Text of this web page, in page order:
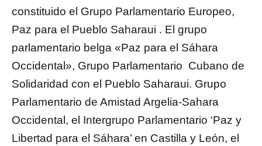
constituido el Grupo Parlamentario Europeo,
Paz para el Pueblo Saharaui . El grupo
parlamentario belga «Paz para el Sáhara
Occidental», Grupo Parlamentario Cubano de
Solidaridad con el Pueblo Saharaui. Grupo
Parlamentario de Amistad Argelia-Sahara
Occidental, el Intergrupo Parlamentario ‘Paz y
Libertad para el Sáhara’ en Castilla y León, el